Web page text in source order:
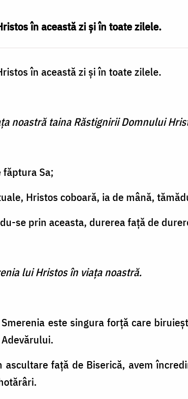
în această zi şi în toate zilele.
în această zi şi în toate zilele.
noastră taina Răstignirii Domnului
Sa;
Hristos coboară, ia de mână,
se prin aceasta, durerea faţă de
lui Hristos în viaţa noastră.
este singura forţă care
faţă de Biserică, avem